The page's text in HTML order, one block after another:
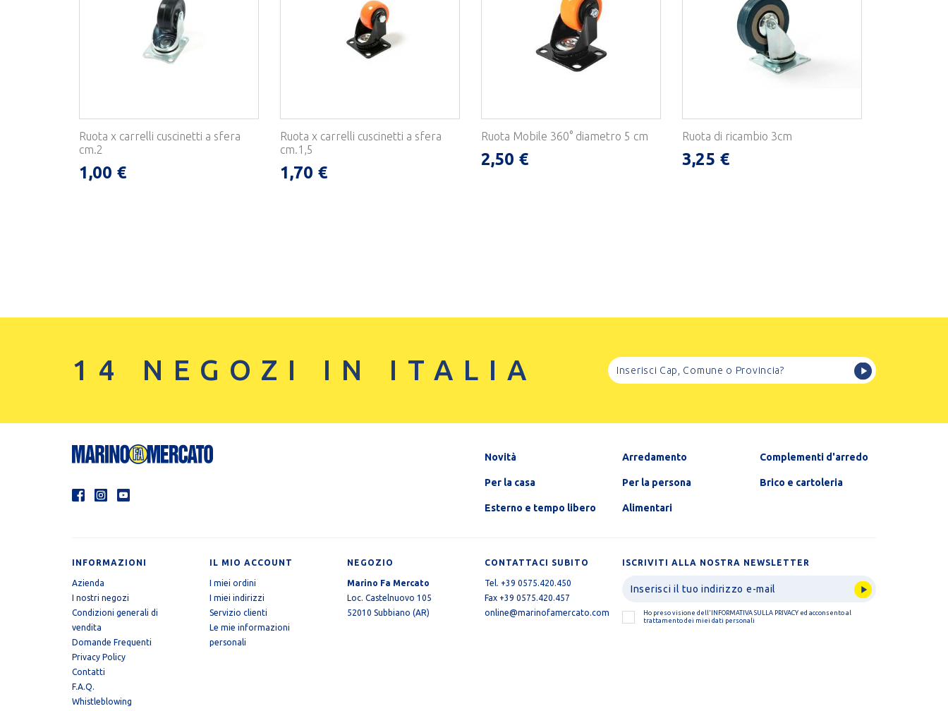
Ruota x carrelli cuscinetti a sfera
cm.2
1,00 €
Ruota x carrelli cuscinetti a sfera
cm.1,5
1,70 €
Ruota Mobile 360° diametro 5 cm
2,50 €
Ruota di ricambio 3cm
3,25 €
14 NEGOZI IN ITALIA
Novità Arredamento Complementi d'arredo
Per la casa Per la persona Brico e cartoleria
Esterno e tempo libero Alimentari
INFORMAZIONI
Azienda
I nostri negozi
Condizioni generali di
vendita
Domande Frequenti
Privacy Policy
Contatti
F.A.Q.
Whistleblowing
IL MIO ACCOUNT
I miei ordini
I miei indirizzi
Servizio clienti
Le mie informazioni
personali
NEGOZIO
Marino Fa Mercato
Loc. Castelnuovo 105
52010 Subbiano (AR)
CONTATTACI SUBITO
Tel. +39 0575.420.450
Fax +39 0575.420.457
online@marinofamercato.com
ISCRIVITI ALLA NOSTRA NEWSLETTER
Ho preso visione dell' INFORMATIVA SULLA PRIVACY ed acconsento al
trattamento dei miei dati personali